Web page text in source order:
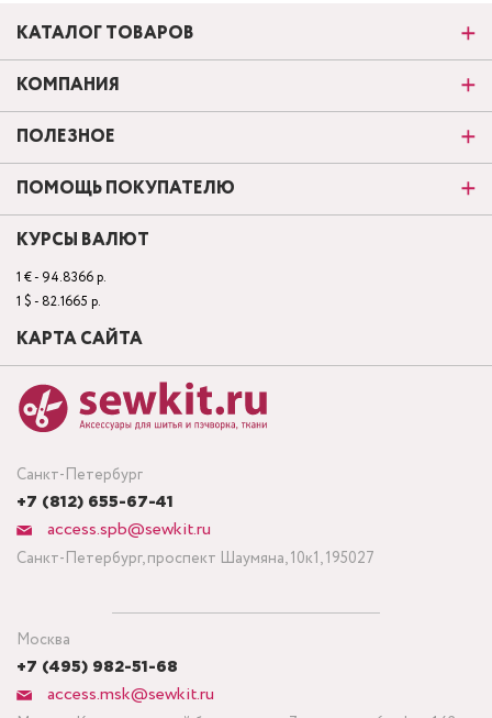
Санкт-Петербург
+7 (812) 655-67-41
access.spb@sewkit.ru
Санкт-Петербург, проспект Шаумяна, 10к1, 195027
Москва
+7 (495) 982-51-68
access.msk@sewkit.ru
КАТАЛОГ ТОВАРОВ
КОМПАНИЯ
ПОЛЕЗНОЕ
ПОМОЩЬ ПОКУПАТЕЛЮ
КУРСЫ ВАЛЮТ
1 € - 94.8366 р.
1 $ - 82.1665 р.
КАРТА САЙТА